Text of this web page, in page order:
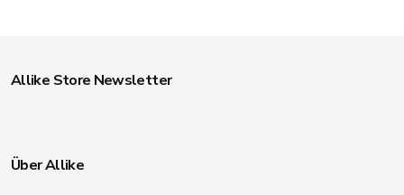
Allike Store Newsletter
Über Allike